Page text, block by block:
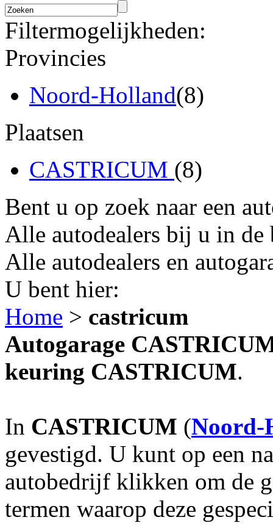
Filtermogelijkheden:
Provincies
Noord-Holland(8)
Plaatsen
CASTRICUM (8)
Bent u op zoek naar een
Alle autodealers bij u in
Alle autodealers en
U bent hier:
Home > castricum
Autogarage
keuring CASTRICUM.
In CASTRICUM (Noord-
gevestigd. U kunt op een
autobedrijf klikken om de
termen waarop deze